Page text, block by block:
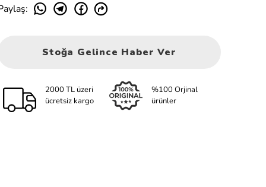
:
Stoğa Gelince Haber Ver
2000 TL üzeri
ücretsiz kargo
%100 Orjinal
ürünler